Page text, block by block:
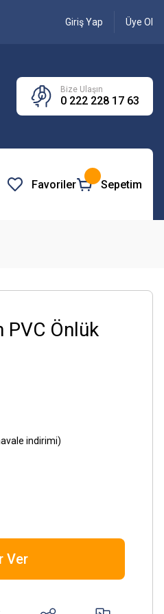
Giriş Yap Üye Ol
Bize Ulaşın
0 222 228 17 63
Favoriler Sepetim
PVC Önlük
indirimi)
Ver